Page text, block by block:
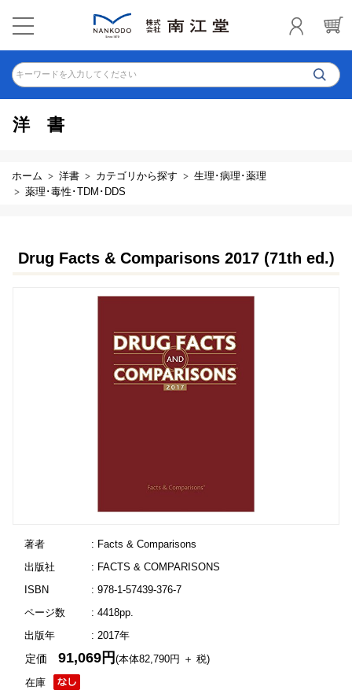
キーワードを入力してください
洋書
ホーム 洋書 カテゴリから探す
生理･病理･薬理
薬理･毒性･TDM･DDS
Drug Facts & Comparisons 2017 (71th ed.)
著者
: Facts & Comparisons
出版社
: FACTS & COMPARISONS
ISBN
: 978-1-57439-376-7
ページ数
: 4418pp.
出版年
: 2017年
在庫
定価91,069円(本体82,790円 ＋ 税)